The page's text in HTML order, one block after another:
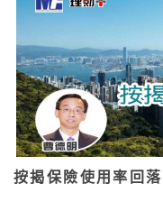
按揭保險使用率回